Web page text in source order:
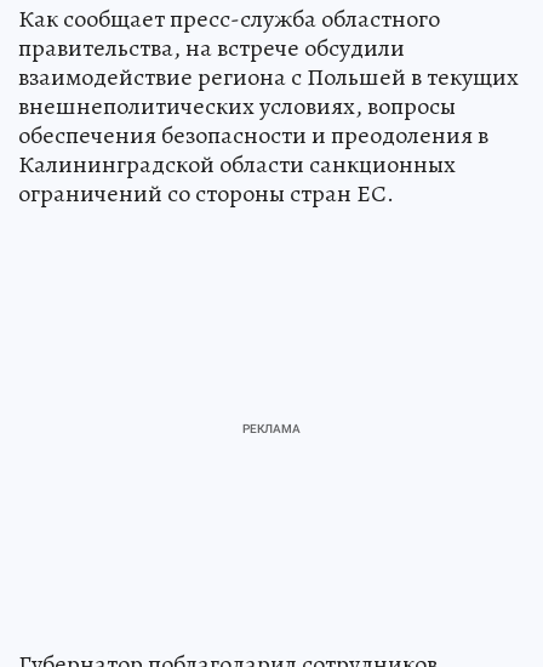
Как сообщает пресс-служба областного
правительства, на встрече обсудили
взаимодействие региона с Польшей в текущих
внешнеполитических условиях, вопросы
обеспечения безопасности и преодоления в
Калининградской области санкционных
ограничений со стороны стран ЕС.